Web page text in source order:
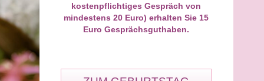
kostenpflichtiges Gespräch von
mindestens 20 Euro) erhalten Sie 15
Euro Gesprächsguthaben.